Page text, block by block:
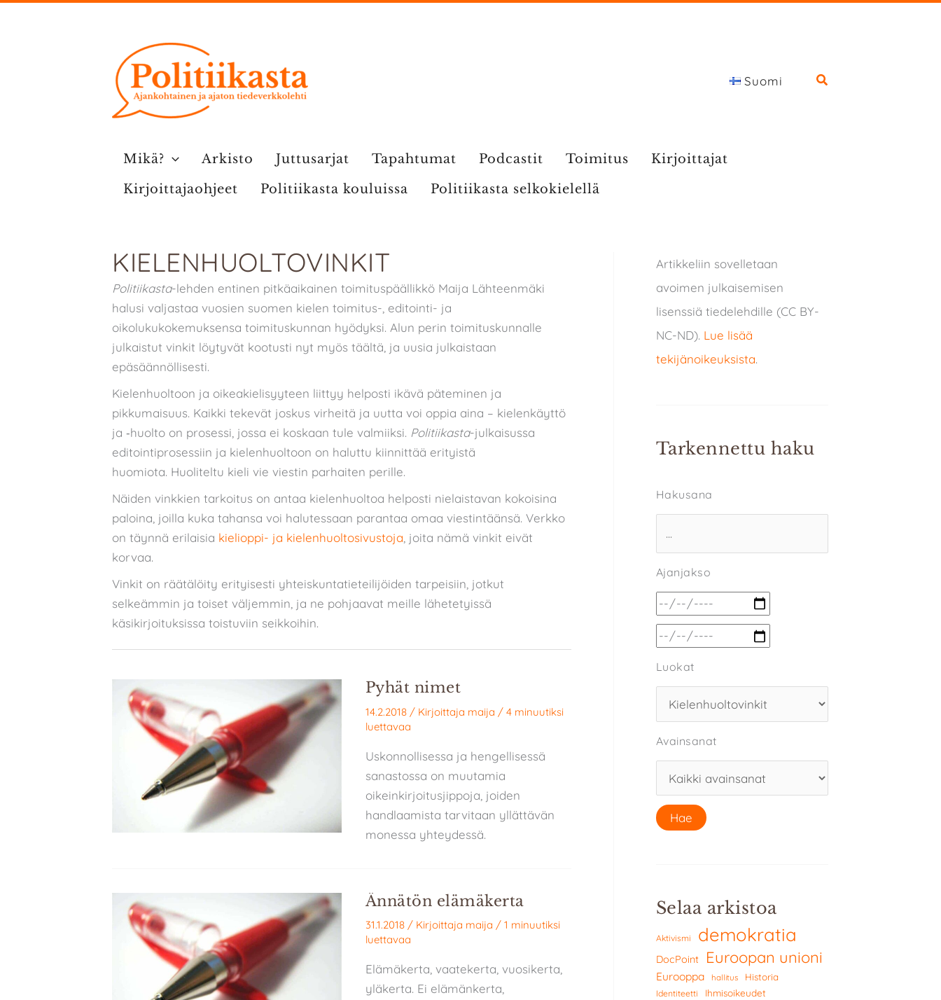
Suomi
Mikä? Arkisto Juttusarjat Tapahtumat Podcastit Toimitus
Kirjoittajat
Kirjoittajaohjeet
Politiikasta kouluissa Politiikasta selkokielellä
KIELENHUOLTOVINKIT
Politiikasta-lehden entinen pitkäaikainen toimituspäällikkö Maija Lähteenmäki
halusi valjastaa vuosien suomen kielen toimitus-, editointi- ja
oikolukukokemuksensa toimituskunnan hyödyksi. Alun perin toimituskunnalle
julkaistut vinkit löytyvät kootusti nyt myös täältä, ja uusia julkaistaan
epäsäännöllisesti.
Kielenhuoltoon ja oikeakielisyyteen liittyy helposti ikävä päteminen ja
pikkumaisuus. Kaikki tekevät joskus virheitä ja uutta voi oppia aina – kielenkäyttö
ja ‑huolto on prosessi, jossa ei koskaan tule valmiiksi. Politiikasta-julkaisussa
editointiprosessiin ja kielenhuoltoon on haluttu kiinnittää erityistä
huomiota. Huoliteltu kieli vie viestin parhaiten perille.
Näiden vinkkien tarkoitus on antaa kielenhuoltoa helposti nielaistavan kokoisina
paloina, joilla kuka tahansa voi halutessaan parantaa omaa viestintäänsä. Verkko
on täynnä erilaisia kielioppi- ja kielenhuoltosivustoja , joita nämä vinkit eivät
korvaa.
Vinkit on räätälöity erityisesti yhteiskuntatieteilijöiden tarpeisiin, jotkut
selkeämmin ja toiset väljemmin, ja ne pohjaavat meille lähetetyissä
käsikirjoituksissa toistuviin seikkoihin.
Pyhät nimet
14.2.2018 / Kirjoittaja maija / 4 minuutiksi
luettavaa
Uskonnollisessa ja hengellisessä
sanastossa on muutamia
oikeinkirjoitusjippoja, joiden
handlaamista tarvitaan yllättävän
monessa yhteydessä.
Ännätön elämäkerta
31.1.2018 / Kirjoittaja maija / 1 minuutiksi
luettavaa
Elämäkerta, vaatekerta, vuosikerta,
yläkerta. Ei elämänkerta,
Artikkeliin sovelletaan
avoimen julkaisemisen
lisenssiä tiedelehdille (CC BY-
NC-ND). Lue lisää
tekijänoikeuksista.
Tarkennettu haku
Hakusana
Ajanjakso
Luokat
Avainsanat
Selaa arkistoa
Aktivismi demokratia
DocPoint Euroopan unioni
Eurooppa hallitus Historia
Identiteetti Ihmisoikeudet